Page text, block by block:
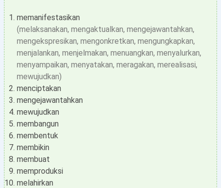
memanifestasikan
(melaksanakan, mengaktualkan, mengejawantahkan,
mengekspresikan, mengonkretkan, mengungkapkan,
menjalankan, menjelmakan, menuangkan, menyalurkan,
menyampaikan, menyatakan, meragakan, merealisasi,
mewujudkan)
menciptakan
mengejawantahkan
mewujudkan
membangun
membentuk
membikin
membuat
memproduksi
melahirkan